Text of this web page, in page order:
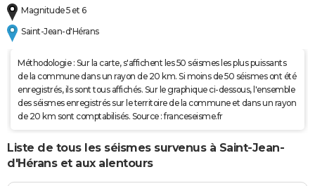
Magnitude 5 et 6
Saint-Jean-d'Hérans
Méthodologie : Sur la carte, s'affichent les 50 séismes les plus puissants
de la commune dans un rayon de 20 km. Si moins de 50 séismes ont été
enregistrés, ils sont tous affichés. Sur le graphique ci-dessous, l'ensemble
des séismes enregistrés sur le territoire de la commune et dans un rayon
de 20 km sont comptabilisés. Source : franceseisme.fr
Liste de tous les séismes survenus à Saint-Jean-
d'Hérans et aux alentours